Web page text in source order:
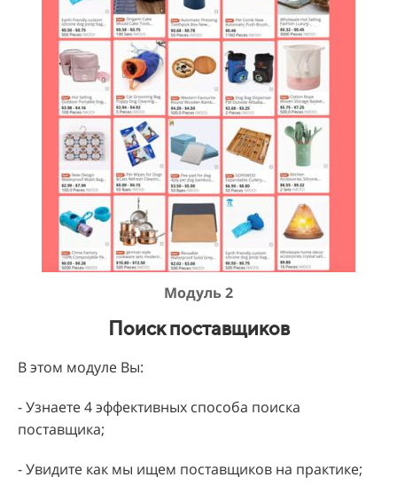
Модуль 2
Поиск поставщиков
В этом модуле Вы:
- Узнаете 4 эффективных способа поиска
поставщика;
- Увидите как мы ищем поставщиков на практике;